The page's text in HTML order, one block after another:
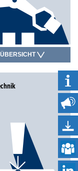
ÜBERSICHT